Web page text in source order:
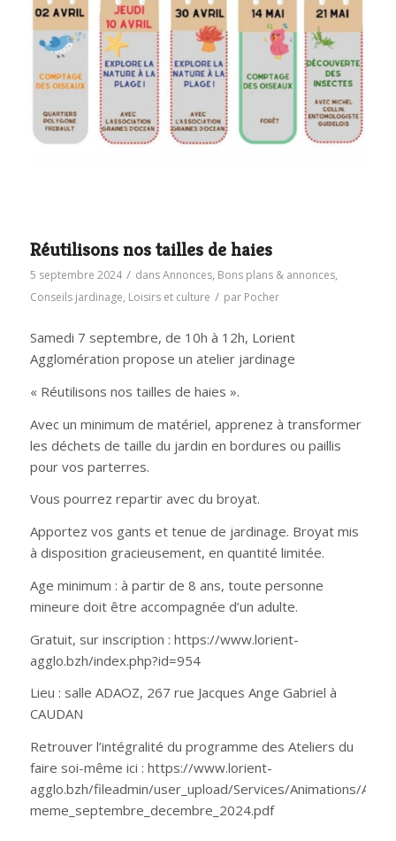
Réutilisons nos tailles de haies
5 septembre 2024 / dansAnnonces, Bons plans & annonces,
Conseils jardinage, Loisirs et culture / par Pocher
Samedi 7 septembre, de 10h à 12h, Lorient
Agglomération propose un atelier jardinage
« Réutilisons nos tailles de haies ».
Avec un minimum de matériel, apprenez à transformer
les déchets de taille du jardin en bordures ou paillis
pour vos parterres.
Vous pourrez repartir avec du broyat.
Apportez vos gants et tenue de jardinage. Broyat mis
à disposition gracieusement, en quantité limitée.
Age minimum : à partir de 8 ans, toute personne
mineure doit être accompagnée d’un adulte.
Gratuit, sur inscription : https://www.lorient-
agglo.bzh/index.php?id=954
Lieu : salle ADAOZ, 267 rue Jacques Ange Gabriel à
CAUDAN
Retrouver l’intégralité du programme des Ateliers du
faire soi-même ici : https://www.lorient-
agglo.bzh/fileadmin/user_upload/Services/Animations/
meme_septembre_decembre_2024.pdf